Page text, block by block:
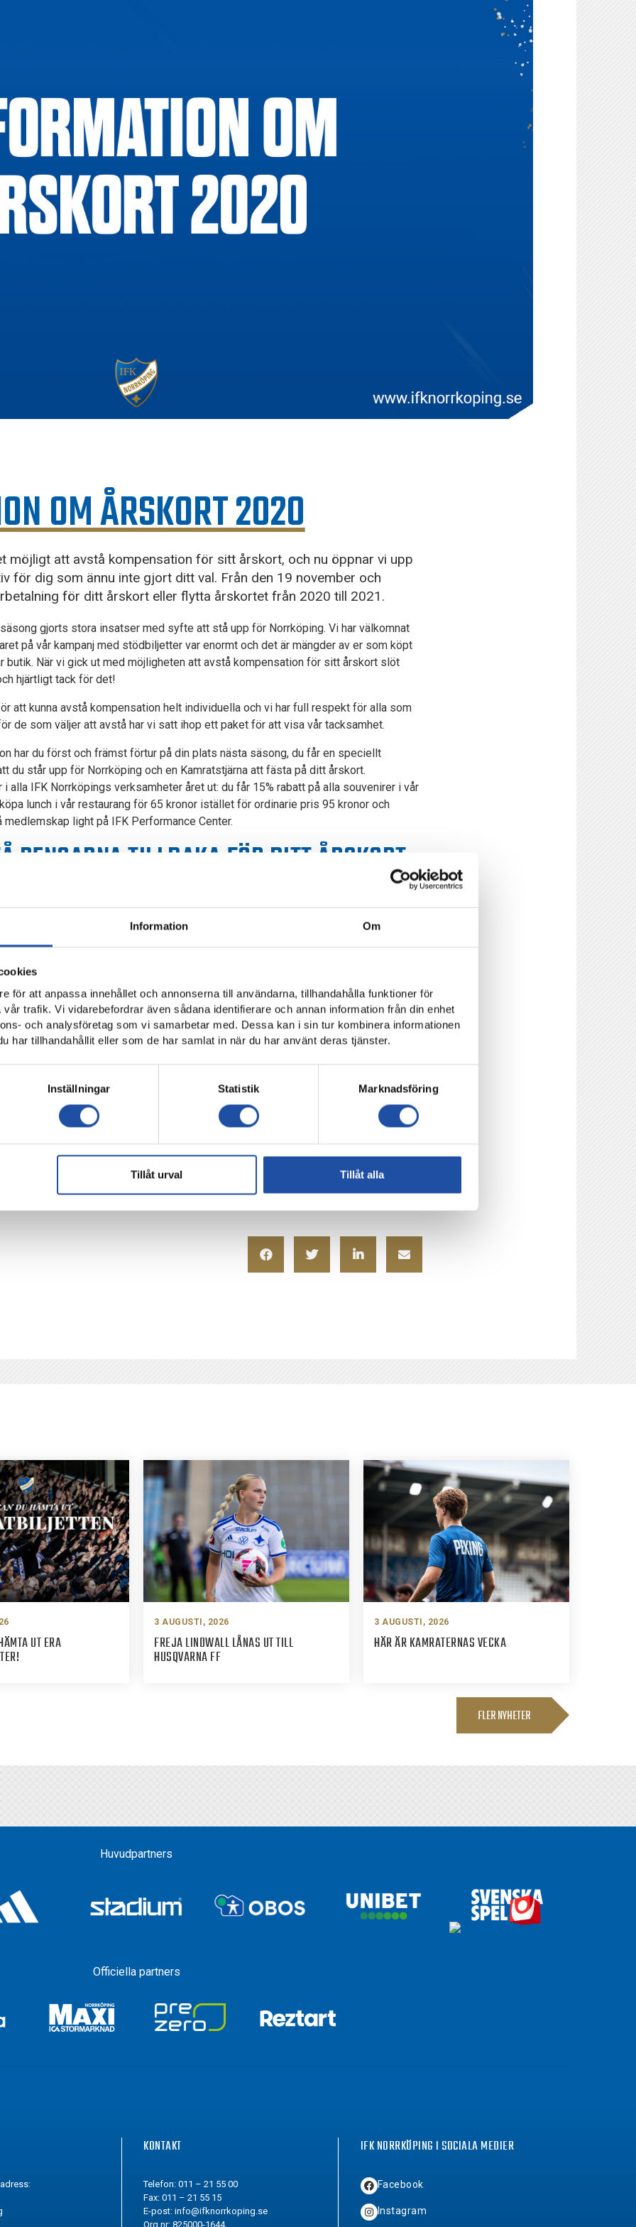
Information Om
för att anpassa innehållet och annonserna till användarna, tillhandahålla funktioner för
trafik. Vi vidarebefordrar även sådana identifierare och annan information från din enhet
och analysföretag som vi samarbetar med. Dessa kan i sin tur kombinera informationen
har tillhandahållit eller som de har samlat in när du har använt deras tjänster.
Inställningar Statistik Marknadsföring
Tillåt urval Tillåt alla
OM ÅRSKORT 2020
möjligt att avstå kompensation för sitt årskort, och nu öppnar vi upp
för dig som ännu inte gjort ditt val. Från den 19 november och
för ditt årskort eller flytta årskortet från 2020 till 2021.
gjorts stora insatser med syfte att stå upp för Norrköping. Vi har välkomnat
på vår kampanj med stödbiljetter var enormt och det är mängder av er som köpt
butik. När vi gick ut med möjligheten att avstå kompensation för sitt årskort slöt
hjärtligt tack för det!
att kunna avstå kompensation helt individuella och vi har full respekt för alla som
de som väljer att avstå har vi satt ihop ett paket för att visa vår tacksamhet.
har du först och främst förtur på din plats nästa säsong, du får en speciellt
du står upp för Norrköping och en Kamratstjärna att fästa på ditt årskort.
i alla IFK Norrköpings verksamheter året ut: du får 15% rabatt på alla souvenirer i vår
lunch i vår restaurang för 65 kronor istället för ordinarie pris 95 kronor och
light på IFK Performance Center.
PENGARNA TILLBAKA FÖR DITT ÅRSKORT
två alternativ för dig som ännu inte gjort ditt val. Det innebär att du som
att antingen flytta ditt befintliga årskort till säsongen 2021 eller begära pengarna
du ditt årskort till nästa säsong så får du helt enkelt ett nytt årskort med samma
för 2020.
så innebär det att din plats släpps upp för andra och du får pengarna för
möjligt.
för all stöttning föreningen fått under denna svåra säsong och
på stan.
UT ERA
3 AUGUSTI, 2026
FREJA LINDWALL LÅNAS UT TILL
HUSQVARNA FF
3 AUGUSTI, 2026
HÄR ÄR KAMRATERNAS VECKA
FLER NYHETER
Huvudpartners
Officiella partners
KONTAKT
Telefon: 011 – 21 55 00
Fax: 011 – 21 55 15
E-post:info@ifknorrkoping.se
Org.nr: 825000-1644
IFK NORRKÖPING I SOCIALA MEDIER
Facebook
Instagram